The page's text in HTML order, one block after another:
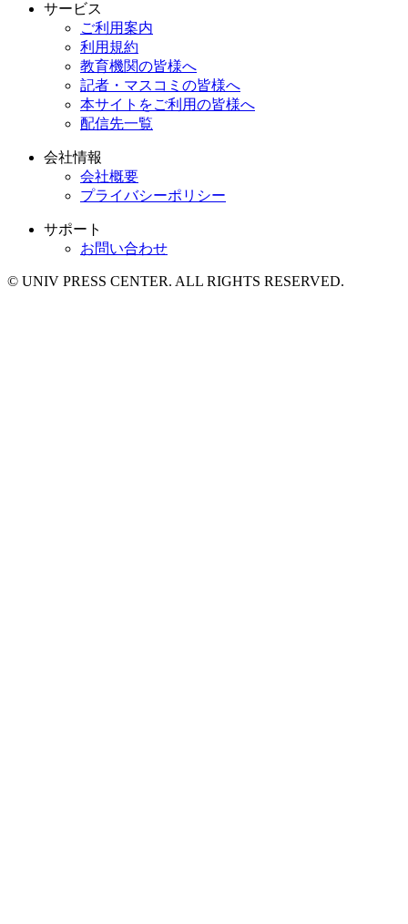
サービス
ご利用案内
利用規約
教育機関の皆様へ
記者・マスコミの皆様へ
本サイトをご利用の皆様へ
配信先一覧
会社情報
会社概要
プライバシーポリシー
サポート
お問い合わせ
© UNIV PRESS CENTER. ALL RIGHTS RESERVED.